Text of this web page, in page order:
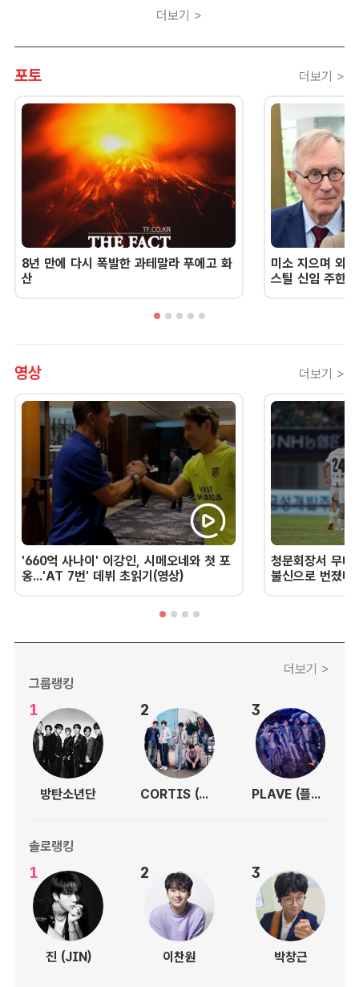
더보기 >
포토 더보기 >
8년 만에 다시 폭발한 과테말라 푸에고 화
산
미소 지으며 외
스틸 신임 주한
영상 더보기 >
'660억 사나이' 이강인, 시메오네와 첫 포
옹...'AT 7번' 데뷔 초읽기(영상)
청문회장서 무너
불신으로 번졌
더보기 >
그룹랭킹
1
방탄소년단
2
CORTIS (코르티스)
3
PLAVE (플레이브)
솔로랭킹
1
진 (JIN)
2
이찬원
3
박창근